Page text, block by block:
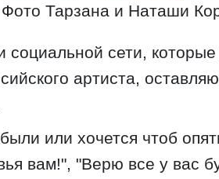
Фото Тарзана и Наташи
социальной сети,
артиста,
или хочется чтоб
вам!", "Верю все у вас